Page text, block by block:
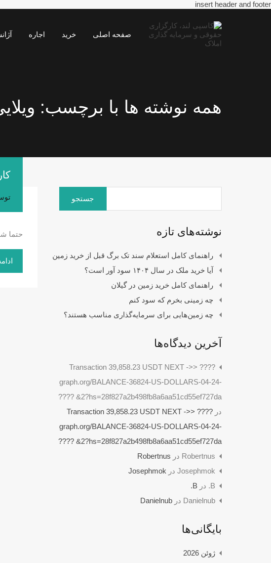
insert header and footer
صفحه اصلی خرید اجاره
همه نوشته ها با برچسب:
حتما
برای:
نوشته‌های تازه
راهنمای کامل استعلام سند تک برگ قبل از خرید زمین
آیا خرید ملک در سال ۱۴۰۴ سود آور است؟
راهنمای کامل خرید زمین در گیلان
چه زمینی بخرم که سود کنم
چه زمین‌هایی برای سرمایه‌گذاری مناسب هستند؟
آخرین دیدگاه‌ها
???? Transaction 39,858.23 USDT NEXT ->>
graph.org/BALANCE-36824-US-DOLLARS-04-24-
2?hs=28f827a2b498fb8a6aa51cd55ef727da& ????
در
???? Transaction 39,858.23 USDT NEXT ->>
graph.org/BALANCE-36824-US-DOLLARS-04-24-
2?hs=28f827a2b498fb8a6aa51cd55ef727da& ????
Robertnus در Robertnus
Josephmok در Josephmok
B. در B.
Danielnub درDanielnub
بایگانی‌ها
ژوئن 2026